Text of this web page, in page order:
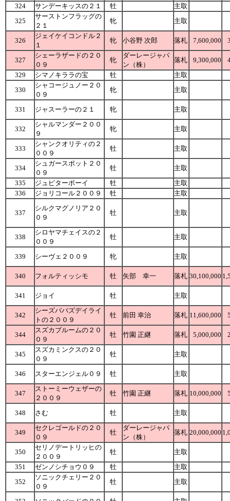
324
サンデーキッスの２１ 牡
主取
325
サーストンフラッグの
２１
牝 主取
326
ジェイケイコンドル２
１
牝 小谷野 次郎 落札 7,600,000
327
シェーラザードの２０
０９
牝
ダーレージャパ
ン（株）
落札 9,300,000
329
シマノキララの宝 牡
主取
330
シャコージュノー２０
０９
牝 主取
331 ジャスーラーの２１ 牝 主取
332
シャルマンダー２００
９
牝 主取
333
シャンクオリティの２
００９
牡 主取
334
シュガースポット２０
０９
牡
主取
335
ジュピターボーイ 牡
主取
336
ジョリコール２００９ 牡 主取
337
シルクマグノリア２０
０９
牡 主取
338
シロヤマチェイスの２
００９
牡 主取
339 シーヴェ２００９ 牝 主取
340 フォルティッシモ 牡 矢部 幸一 落札 30,100,000
341 ジョイ 牡 主取
342
シーズババズデイライ
トの２００９
牡 前田 幸治 落札 11,600,000
344
スズカブルームの２０
０９
牡 竹園 正継 落札 5,000,000
345
スズカミンクスの２０
０９
牡 主取
346 スターエンジェル０９ 牡 主取
347
ストーミーウェザーの
２００９
牡 竹園 正継 落札 10,000,000
348 さむ 牡 主取
349
セクレゴールドの２０
０９
牡
ダーレージャパ
ン（株）
落札 20,000,000
350
セリノデートリッヒの
２００９
牡
主取
351
ゼンノシチョウ０９ 牡
主取
352
ソニックチェリー２０
０９
牡 主取